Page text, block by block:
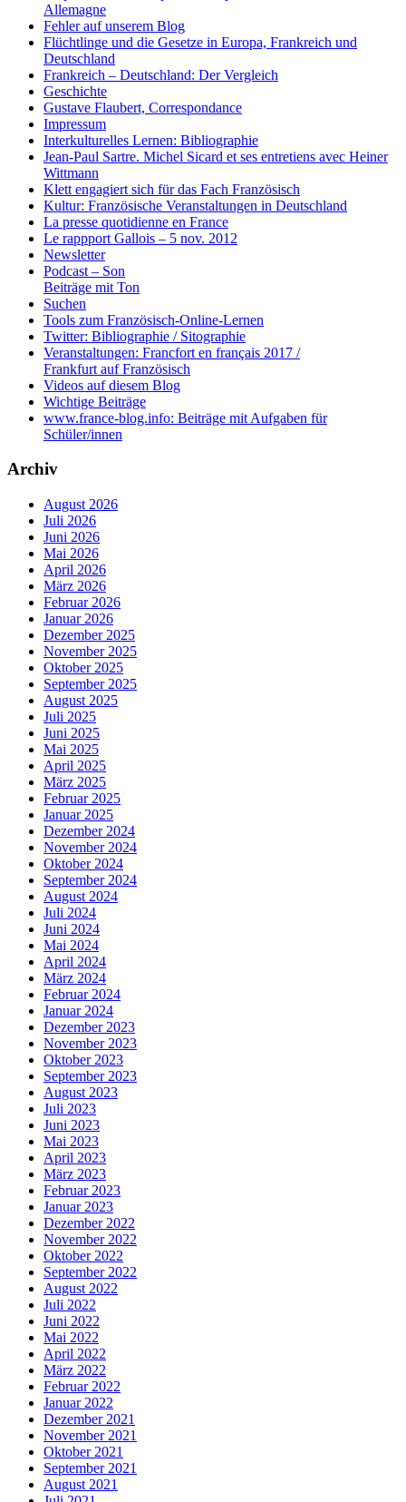
Allemagne
Fehler auf unserem Blog
Flüchtlinge und die Gesetze in Europa, Frankreich und
Deutschland
Frankreich – Deutschland: Der Vergleich
Geschichte
Gustave Flaubert, Correspondance
Impressum
Interkulturelles Lernen: Bibliographie
Jean-Paul Sartre. Michel Sicard et ses entretiens avec Heiner
Wittmann
Klett engagiert sich für das Fach Französisch
Kultur: Französische Veranstaltungen in Deutschland
La presse quotidienne en France
Le rappport Gallois – 5 nov. 2012
Newsletter
Podcast – Son
Beiträge mit Ton
Suchen
Tools zum Französisch-Online-Lernen
Twitter: Bibliographie / Sitographie
Veranstaltungen: Francfort en français 2017 /
Frankfurt auf Französisch
Videos auf diesem Blog
Wichtige Beiträge
www.france-blog.info: Beiträge mit Aufgaben für
Schüler/innen
Archiv
August 2026
Juli 2026
Juni 2026
Mai 2026
April 2026
März 2026
Februar 2026
Januar 2026
Dezember 2025
November 2025
Oktober 2025
September 2025
August 2025
Juli 2025
Juni 2025
Mai 2025
April 2025
März 2025
Februar 2025
Januar 2025
Dezember 2024
November 2024
Oktober 2024
September 2024
August 2024
Juli 2024
Juni 2024
Mai 2024
April 2024
März 2024
Februar 2024
Januar 2024
Dezember 2023
November 2023
Oktober 2023
September 2023
August 2023
Juli 2023
Juni 2023
Mai 2023
April 2023
März 2023
Februar 2023
Januar 2023
Dezember 2022
November 2022
Oktober 2022
September 2022
August 2022
Juli 2022
Juni 2022
Mai 2022
April 2022
März 2022
Februar 2022
Januar 2022
Dezember 2021
November 2021
Oktober 2021
September 2021
August 2021